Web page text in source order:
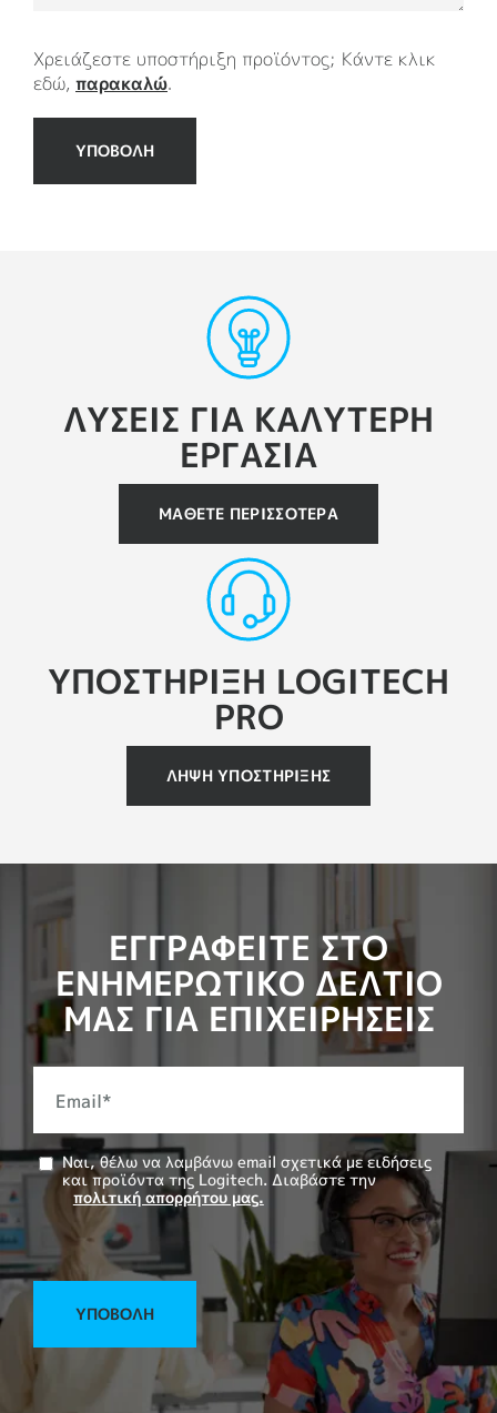
Χρειάζεστε υποστήριξη προϊόντος; Κάντε κλικ
εδώ, παρακαλώ.
ΥΠΟΒΟΛΗ
ΛΥΣΕΙΣ ΓΙΑ ΚΑΛΥΤΕΡΗ
ΕΡΓΑΣΙΑ
ΜΆΘΕΤΕ ΠΕΡΙΣΣΌΤΕΡΑ
ΥΠΟΣΤΗΡΙΞΗ LOGITECH
PRO
ΛΗΨΗ ΥΠΟΣΤΗΡΙΞΗΣ
ΕΓΓΡΑΦΕΙΤΕ ΣΤΟ
ΕΝΗΜΕΡΩΤΙΚΟ ΔΕΛΤΙΟ
ΜΑΣ ΓΙΑ ΕΠΙΧΕΙΡΗΣΕΙΣ
Email*
Ναι, θέλω να λαμβάνω email σχετικά με ειδήσεις
και προϊόντα της Logitech. Διαβάστε την
πολιτική απορρήτου μας.
ΥΠΟΒΟΛΉ